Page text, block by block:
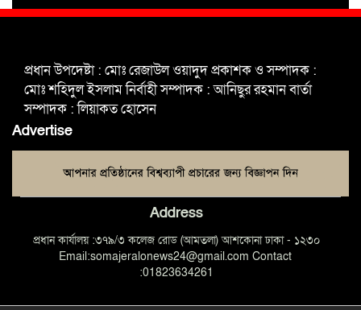
আংশিক কমিটি, ৩০ দিনে পূর্ণাঙ্গ করার
নির্দেশ
মুক্তাগাছায় দাওগাঁও এ চিহ্নিত মাদক
প্রতিবাদে বিক্ষোভ সমাবেশ
প্রধান উপদেষ্টা : মোঃ রেজাউল ওয়াদুদ প্রকাশক ও সম্পাদক :
মোঃ শহিদুল ইসলাম নির্বাহী সম্পাদক : আনিছুর রহমান বার্তা
সম্পাদক : লিয়াকত হোসেন
Advertise
Address
প্রধান কার্যালয় :৩৭৯/৩ কলেজ রোড (আমতলা) আশকোনা ঢাকা - ১২৩০
Email:somajeralonews24@gmail.com Contact
:01823634261